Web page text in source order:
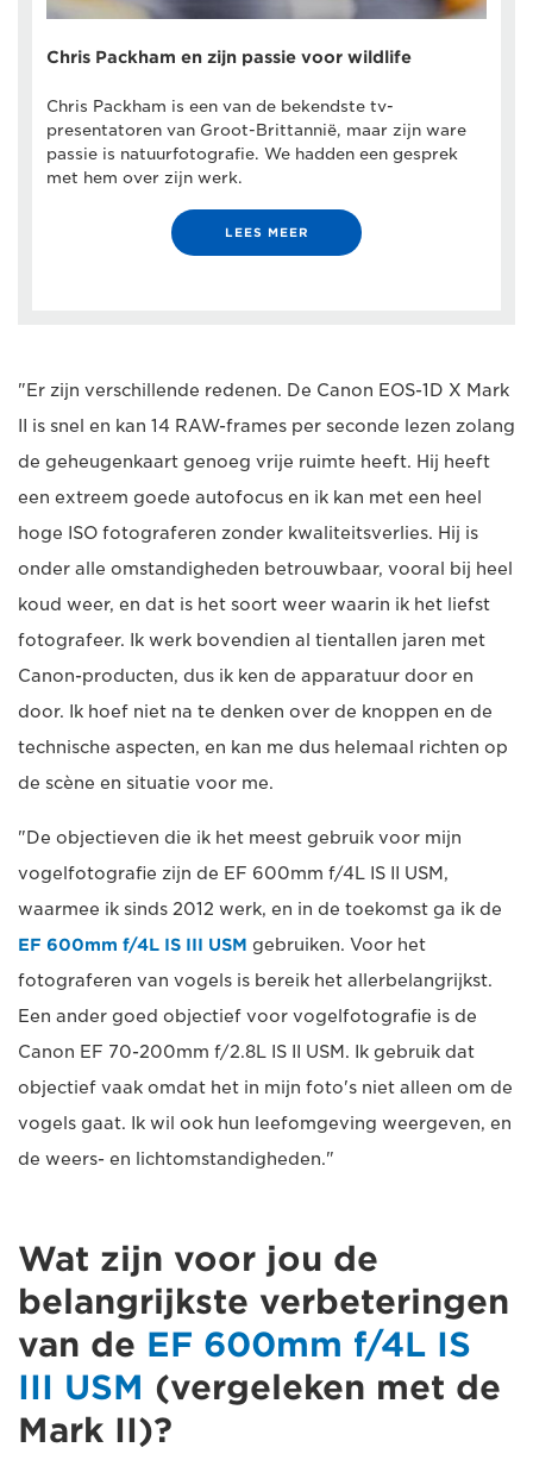
Chris Packham en zijn passie voor wildlife
Chris Packham is een van de bekendste tv-
presentatoren van Groot-Brittannië, maar zijn ware
passie is natuurfotografie. We hadden een gesprek
met hem over zijn werk.
LEES MEER
"Er zijn verschillende redenen. De Canon EOS-1D X Mark
II is snel en kan 14 RAW-frames per seconde lezen zolang
de geheugenkaart genoeg vrije ruimte heeft. Hij heeft
een extreem goede autofocus en ik kan met een heel
hoge ISO fotograferen zonder kwaliteitsverlies. Hij is
onder alle omstandigheden betrouwbaar, vooral bij heel
koud weer, en dat is het soort weer waarin ik het liefst
fotografeer. Ik werk bovendien al tientallen jaren met
Canon-producten, dus ik ken de apparatuur door en
door. Ik hoef niet na te denken over de knoppen en de
technische aspecten, en kan me dus helemaal richten op
de scène en situatie voor me.
"De objectieven die ik het meest gebruik voor mijn
vogelfotografie zijn de EF 600mm f/4L IS II USM,
waarmee ik sinds 2012 werk, en in de toekomst ga ik de
EF 600mm f/4L IS III USM gebruiken. Voor het
fotograferen van vogels is bereik het allerbelangrijkst.
Een ander goed objectief voor vogelfotografie is de
Canon EF 70-200mm f/2.8L IS II USM. Ik gebruik dat
objectief vaak omdat het in mijn foto's niet alleen om de
vogels gaat. Ik wil ook hun leefomgeving weergeven, en
de weers- en lichtomstandigheden."
Wat zijn voor jou de
belangrijkste verbeteringen
van de EF 600mm f/4L IS
III USM (vergeleken met de
Mark II)?